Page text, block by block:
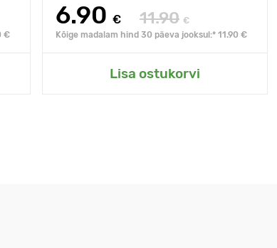
€
6.90 € 11.90 €
Kõige madalam hind 30 päeva jooksul:* 11.90 €
Lisa ostukorvi